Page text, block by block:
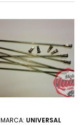
MARCA: UNIVERSAL